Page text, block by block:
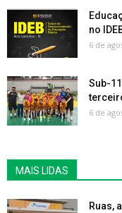
no
6 de
Sub-
6 de
MAIS LIDAS
Ruas,